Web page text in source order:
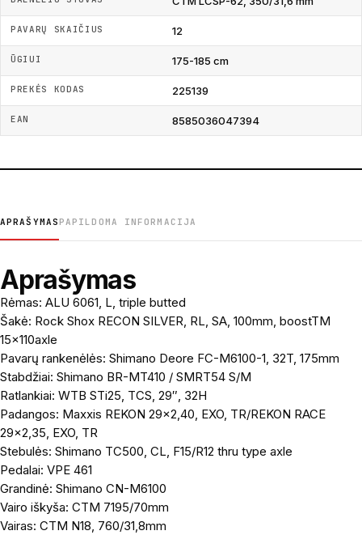
PAVARŲ SKAIČIUS 12
ŪGIUI 175-185 cm
PREKĖS KODAS 225139
EAN 8585036047394
APRAŠYMAS PAPILDOMA INFORMACIJA
Aprašymas
Rėmas: ALU 6061, L, triple butted
Šakė: Rock Shox RECON SILVER, RL, SA, 100mm, boostTM
15x110axle
Pavarų rankenėlės: Shimano Deore FC-M6100-1, 32T, 175mm
Stabdžiai: Shimano BR-MT410 / SMRT54 S/M
Ratlankiai: WTB STi25, TCS, 29″, 32H
Padangos: Maxxis REKON 29×2,40, EXO, TR/REKON RACE
29×2,35, EXO, TR
Stebulės: Shimano TC500, CL, F15/R12 thru type axle
Pedalai: VPE 461
Grandinė: Shimano CN-M6100
Vairo iškyša: CTM 7195/70mm
Vairas: CTM N18, 760/31,8mm